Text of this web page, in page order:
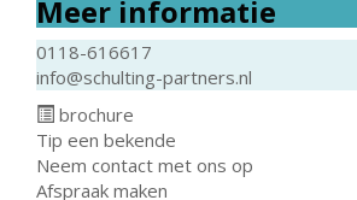
Meer informatie
0118-616617
info@schulting-partners.nl
brochure
Tip een bekende
Neem contact met ons op
Afspraak maken